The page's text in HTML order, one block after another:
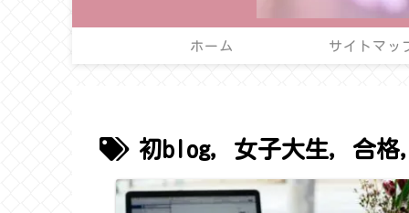
ホーム サイトマッ
初blog，女子大生，合格